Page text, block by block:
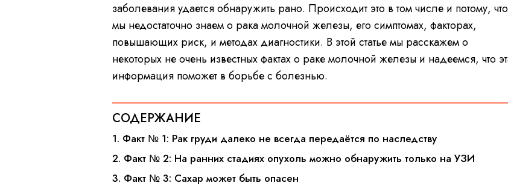
заболевания удается обнаружить рано. Происходит это в том числе и потому, что
мы недостаточно знаем о рака молочной железы, его симптомах, факторах,
повышающих риск, и методах диагностики. В этой статье мы расскажем о
некоторых не очень известных фактах о раке молочной железы и надеемся, что
информация поможет в борьбе с болезнью.
СОДЕРЖАНИЕ
1. Факт № 1: Рак груди далеко не всегда передаётся по наследству
2. Факт № 2: На ранних стадиях опухоль можно обнаружить только на УЗИ
3. Факт № 3: Сахар может быть опасен